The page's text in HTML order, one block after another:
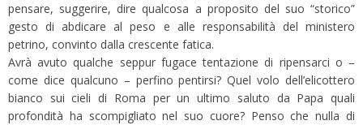
pensare, suggerire, dire qualcosa a proposito del suo “storico”
gesto di abdicare al peso e alle responsabilità del ministero
petrino, convinto dalla crescente fatica.
Avrà avuto qualche seppur fugace tentazione di ripensarci o –
come dice qualcuno – perfino pentirsi? Quel volo dell’elicottero
bianco sui cieli di Roma per un ultimo saluto da Papa quali
profondità ha scompigliato nel suo cuore? Penso che nulla di